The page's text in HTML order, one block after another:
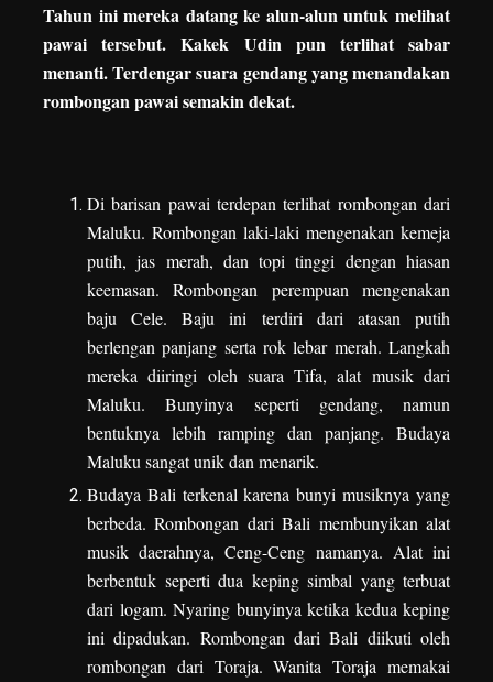
Tahun ini mereka datang ke alun-alun untuk melihat
pawai tersebut. Kakek Udin pun terlihat sabar
menanti. Terdengar suara gendang yang menandakan
rombongan pawai semakin dekat.
Di barisan pawai terdepan terlihat rombongan dari
Maluku. Rombongan laki-laki mengenakan kemeja
putih, jas merah, dan topi tinggi dengan hiasan
keemasan. Rombongan perempuan mengenakan
baju Cele. Baju ini terdiri dari atasan putih
berlengan panjang serta rok lebar merah. Langkah
mereka diiringi oleh suara Tifa, alat musik dari
Maluku. Bunyinya seperti gendang, namun
bentuknya lebih ramping dan panjang. Budaya
Maluku sangat unik dan menarik.
Budaya Bali terkenal karena bunyi musiknya yang
berbeda. Rombongan dari Bali membunyikan alat
musik daerahnya, Ceng-Ceng namanya. Alat ini
berbentuk seperti dua keping simbal yang terbuat
dari logam. Nyaring bunyinya ketika kedua keping
ini dipadukan. Rombongan dari Bali diikuti oleh
rombongan dari Toraja. Wanita Toraja memakai